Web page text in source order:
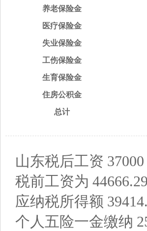
养老保险金
医疗保险金
失业保险金
工伤保险金
生育保险金
住房公积金
总计
山东税后工资 37000
税前工资为 44666.29
应纳税所得额
个人五险一金缴纳